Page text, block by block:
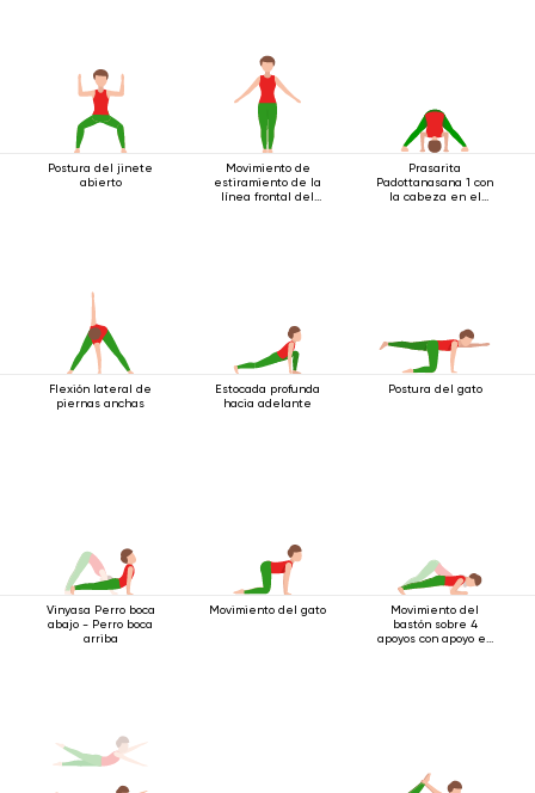
Postura del jinete
abierto
Movimiento de
estiramiento de la
línea frontal del
Prasarita
Padottanasana 1 con
la cabeza en el
Flexión lateral de
piernas anchas
Estocada profunda
hacia adelante
Postura del gato
Vinyasa Perro boca
abajo - Perro boca
arriba
Movimiento del gato
Movimiento del
bastón sobre 4
apoyos con apoyo en